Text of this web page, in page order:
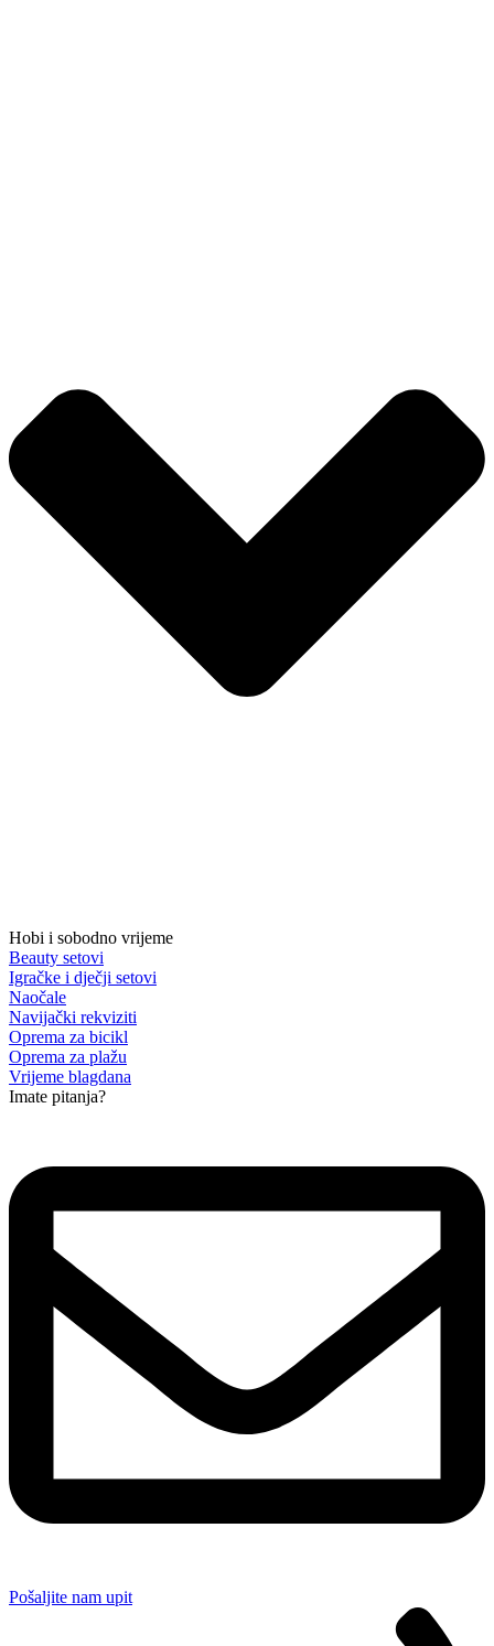
Hobi i sobodno vrijeme
Beauty setovi
Igračke i dječji setovi
Naočale
Navijački rekviziti
Oprema za bicikl
Oprema za plažu
Vrijeme blagdana
Imate pitanja?
Pošaljite nam upit